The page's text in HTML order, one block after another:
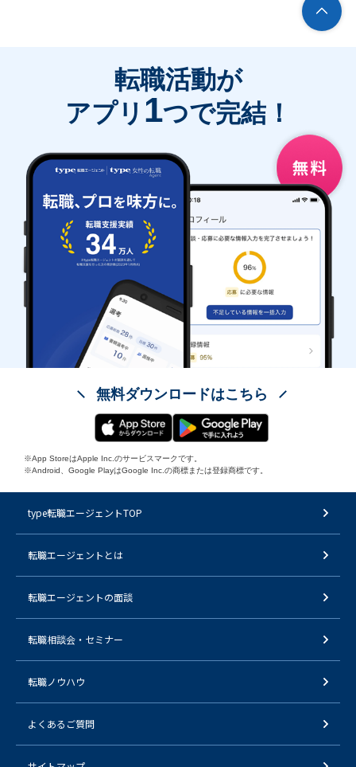
転職活動が
アプリ 1つで完結！
無料ダウンロードはこちら
※App StoreはApple Inc.のサービスマークです。
※Android、Google PlayはGoogle Inc.の商標または登録商標です。
type転職エージェントTOP
転職エージェントとは
転職エージェントの面談
転職相談会・セミナー
転職ノウハウ
よくあるご質問